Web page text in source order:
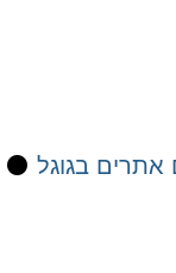
אתרים בגוגל ⚫